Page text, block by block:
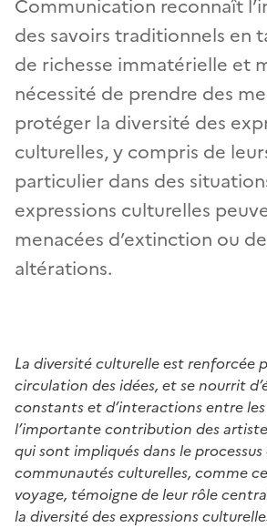
Communication reconnaît
des savoirs traditionnels en
de richesse immatérielle et
nécessité de prendre des
protéger la diversité des
culturelles, y compris de
particulier dans des
expressions culturelles
menacées d’extinction ou
altérations.
La diversité culturelle est renforcée
circulation des idées, et se nourrit
constants et d’interactions entre
l’importante contribution des
qui sont impliqués dans le
communautés culturelles, comme
voyage, témoigne de leur rôle
la diversité des expressions